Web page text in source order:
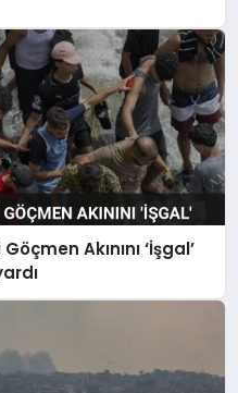
Akınını ‘İşgal’